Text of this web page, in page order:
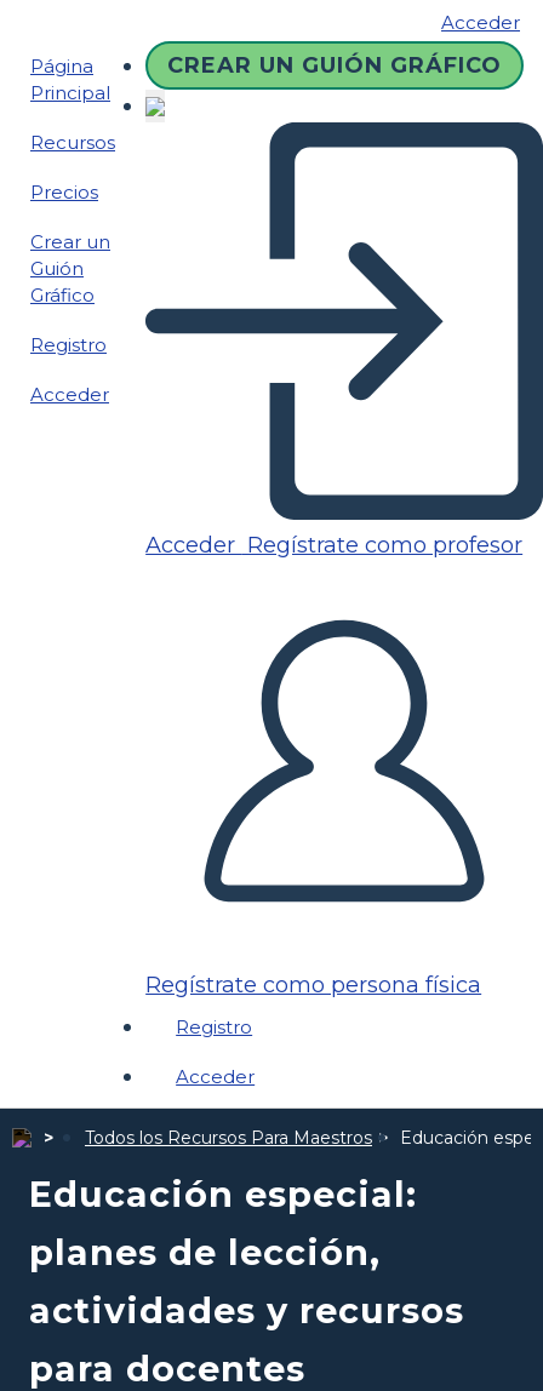
Acceder
Página
Principal
Recursos
Precios
Crear un
Guión
Gráfico
Registro
Acceder
CREAR UN GUIÓN GRÁFICO
Acceder Regístrate como profesor
Regístrate como persona física
Registro
Acceder
Todos los Recursos Para Maestros Educación
Educación especial:
planes de lección,
actividades y recursos
para docentes